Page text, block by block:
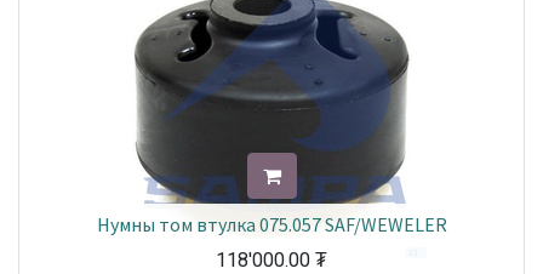
Нумны том втулка 075.057 SAF/WEWELER
118'000.00 ₮